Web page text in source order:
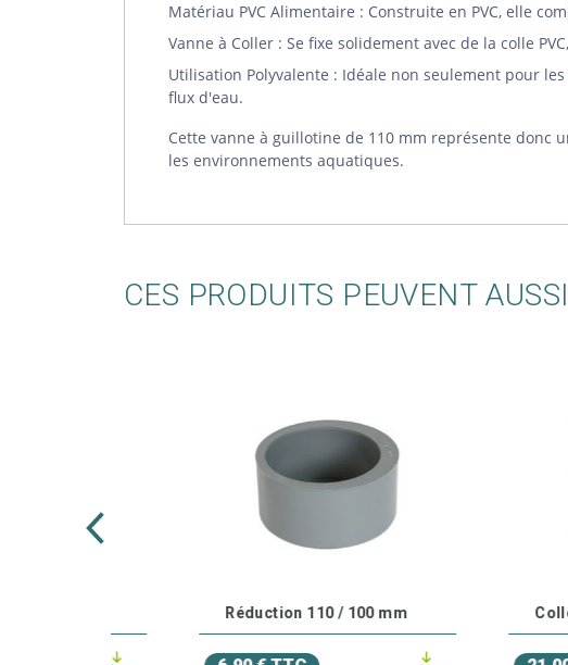
Matériau PVC Alimentaire : Construite en PVC, elle
Vanne à Coller : Se fixe solidement avec de la colle
Utilisation Polyvalente : Idéale non seulement pour
flux d'eau.
Cette vanne à guillotine de 110 mm représente donc
les environnements aquatiques.
CES PRODUITS PEUVENT
Réduction 110 / 100 mm Colle